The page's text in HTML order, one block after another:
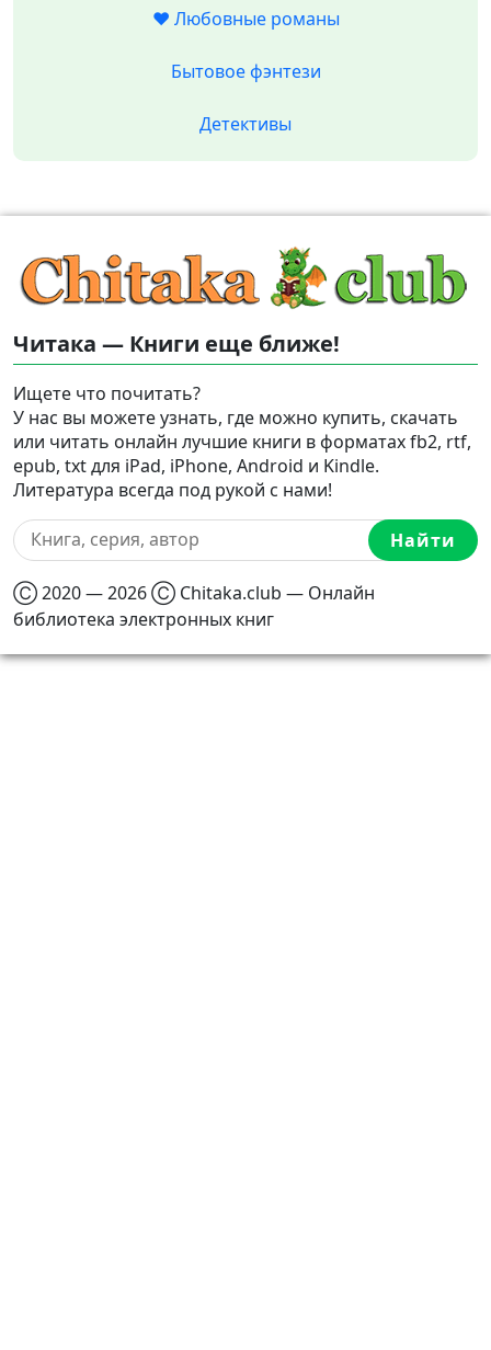
❤️ Любовные романы
Бытовое фэнтези
Детективы
Читака — Книги еще ближе!
Ищете что почитать?
У нас вы можете узнать, где можно купить, скачать
или читать онлайн лучшие книги в форматах fb2, rtf,
epub, txt для iPad, iPhone, Android и Kindle.
Литература всегда под рукой с нами!
Найти
Ⓒ 2020 — 2026 Ⓒ Chitaka.club — Онлайн
библиотека электронных книг